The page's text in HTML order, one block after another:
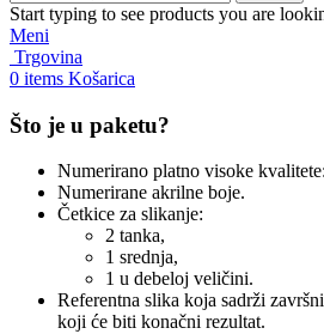
Start typing to see products you are
Meni
Trgovina
0 items Košarica
Što je u paketu?
Numerirano platno visoke
Numerirane akrilne boje.
Četkice za slikanje:
2 tanka,
1 srednja,
1 u debeloj veličini.
Referentna slika koja sadrži
koji će biti konačni rezultat.